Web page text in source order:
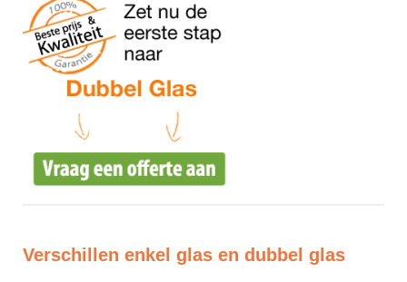
Verschillen enkel glas en dubbel glas